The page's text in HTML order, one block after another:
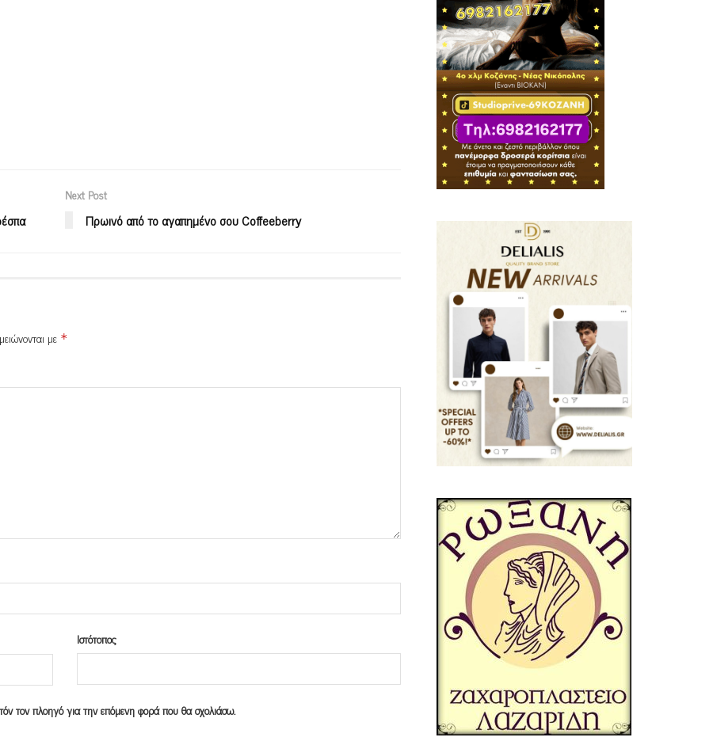
Next Post
Πρωινό από το αγαπημένο σου Coffeeberry
με *
Ιστότοπος
τον πλοηγό για την επόμενη φορά που θα σχολιάσω.